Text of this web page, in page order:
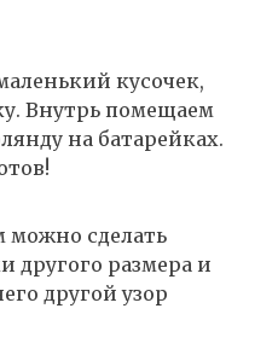
кусочек,
Внутрь помещаем
на батарейках.
можно сделать
другого размера и
другой узор